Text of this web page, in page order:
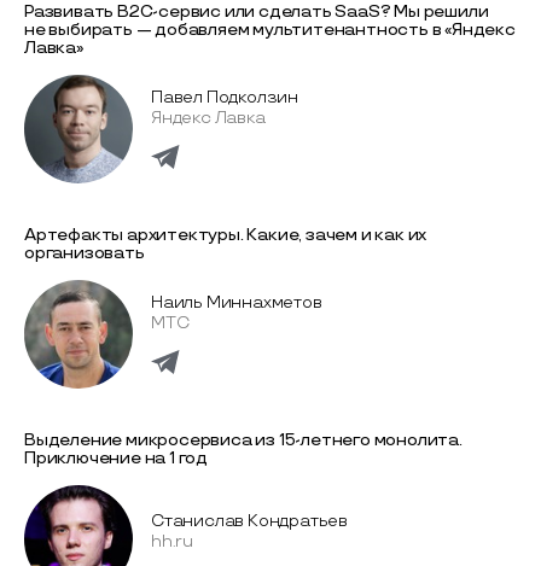
Развивать B2C-сервис или сделать SaaS? Мы решили
не выбирать — добавляем мультитенантность в «Яндекс
Лавка»
Павел Подколзин
Яндекс Лавка
Артефакты архитектуры. Какие, зачем и как их
организовать
Наиль Миннахметов
МТС
Выделение микросервиса из 15-летнего монолита.
Приключение на 1 год
Станислав Кондратьев
hh.ru